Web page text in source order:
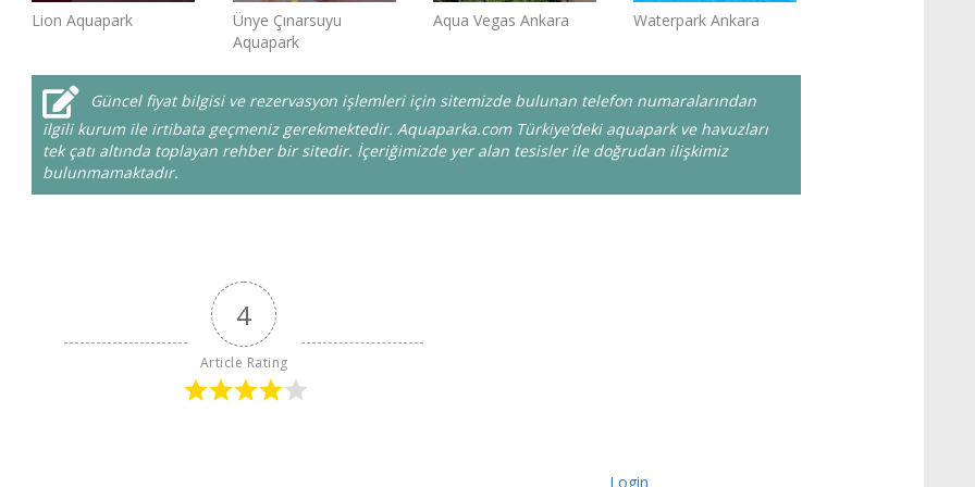
Lion Aquapark
Ünye Çınarsuyu
Aquapark
Aqua Vegas Ankara Waterpark Ankara
Güncel fiyat bilgisi ve rezervasyon işlemleri için sitemizde bulunan telefon numaralarından
ilgili kurum ile irtibata geçmeniz gerekmektedir. Aquaparka.com Türkiye’deki aquapark ve havuzları
tek çatı altında toplayan rehber bir sitedir. İçeriğimizde yer alan tesisler ile doğrudan ilişkimiz
bulunmamaktadır.
4
Article Rating
Login